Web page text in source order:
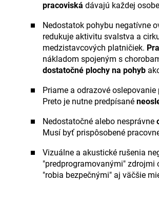
pracoviská dávajú každej
Nedostatok pohybu negatívne
redukuje aktivitu svalstva a
medzistavcových platničiek.
nákladom spojeným s
dostatočné plochy na pohyb
Priame a odrazové
Preto je nutne predpísané
Nedostatočné alebo nesprávne
Musí byť prispôsobené
Vizuálne a akustické rušenia
"predprogramovanými" zdrojmi
"robia bezpečnými" aj väčšie